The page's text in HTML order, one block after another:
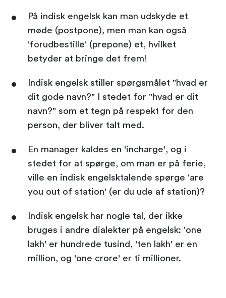
På indisk engelsk kan man udskyde et
møde (postpone), men man kan også
'forudbestille' (prepone) et, hvilket
betyder at bringe det frem!
Indisk engelsk stiller spørgsmålet "hvad er
dit gode navn?" I stedet for "hvad er dit
navn?" som et tegn på respekt for den
person, der bliver talt med.
En manager kaldes en 'incharge', og i
stedet for at spørge, om man er på ferie,
ville en indisk engelsktalende spørge 'are
you out of station' (er du ude af station)?
Indisk engelsk har nogle tal, der ikke
bruges i andre dialekter på engelsk: 'one
lakh' er hundrede tusind, 'ten lakh' er en
million, og 'one crore' er ti millioner.